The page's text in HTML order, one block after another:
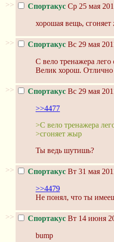
>> Спортакус Ср 25 мая
хорошая вещь, сгоняет
>> Спортакус Вс 29 мая
С вело тренажера
Велик хорош. Отлично
>> Спортакус Вс 29 мая
>>4477
>С вело тренажера
>сгоняет жыр
Ты ведь шутишь?
>> Спортакус Вт 31 мая
>>4479
Не понял, что ты
>> Спортакус Вт 14 июня
bump